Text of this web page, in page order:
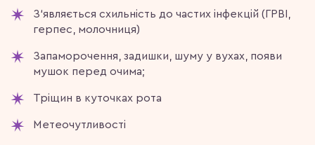
З‘являється схильність до частих інфекцій (ГРВІ,
герпес, молочниця)
Запаморочення, задишки, шуму у вухах, появи
мушок перед очима;
Тріщин в куточках рота
Метеочутливості